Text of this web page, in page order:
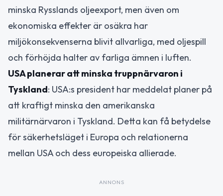
minska Rysslands oljeexport, men även om
ekonomiska effekter är osäkra har
miljökonsekvenserna blivit allvarliga, med oljespill
och förhöjda halter av farliga ämnen i luften.
USA planerar att minska truppnärvaron i
Tyskland: USA:s president har meddelat planer på
att kraftigt minska den amerikanska
militärnärvaron i Tyskland. Detta kan få betydelse
för säkerhetsläget i Europa och relationerna
mellan USA och dess europeiska allierade.
ANNONS